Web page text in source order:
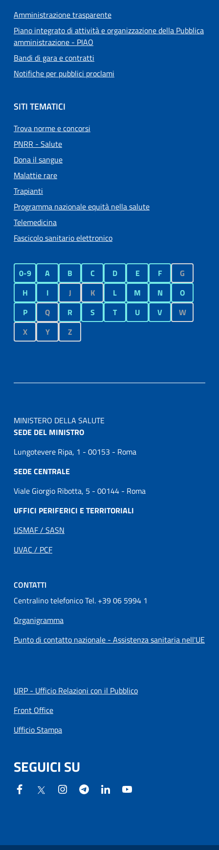
Amministrazione trasparente
Piano integrato di attività e organizzazione della Pubblica
amministrazione - PIAO
Bandi di gara e contratti
Notifiche per pubblici proclami
SITI TEMATICI
Trova norme e concorsi
PNRR - Salute
Dona il sangue
Malattie rare
Trapianti
Programma nazionale equità nella salute
Telemedicina
Fascicolo sanitario elettronico
0-9 A B C D E F
G
H
I J K L M N
O
P
Q R S T U V
W
X
Y Z
MINISTERO DELLA SALUTE
SEDE DEL MINISTRO
Lungotevere Ripa, 1 - 00153 - Roma
SEDE CENTRALE
Viale Giorgio Ribotta, 5 - 00144 - Roma
UFFICI PERIFERICI E TERRITORIALI
USMAF / SASN
UVAC / PCF
CONTATTI
Centralino telefonico Tel. +39 06 5994 1
Organigramma
Punto di contatto nazionale - Assistenza sanitaria nell'UE
URP - Ufficio Relazioni con il Pubblico
Front Office
Ufficio Stampa
SEGUICI SU